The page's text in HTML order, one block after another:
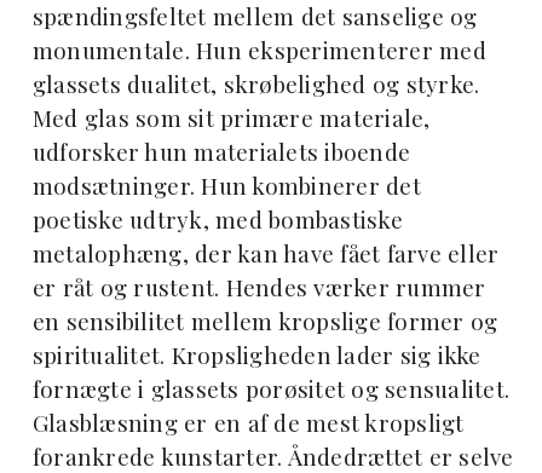
spændingsfeltet mellem det sanselige og
monumentale. Hun eksperimenterer med
glassets dualitet, skrøbelighed og styrke.
Med glas som sit primære materiale,
udforsker hun materialets iboende
modsætninger. Hun kombinerer det
poetiske udtryk, med bombastiske
metalophæng, der kan have fået farve eller
er råt og rustent. Hendes værker rummer
en sensibilitet mellem kropslige former og
spiritualitet. Kropsligheden lader sig ikke
fornægte i glassets porøsitet og sensualitet.
Glasblæsning er en af de mest kropsligt
forankrede kunstarter. Åndedrættet er selve